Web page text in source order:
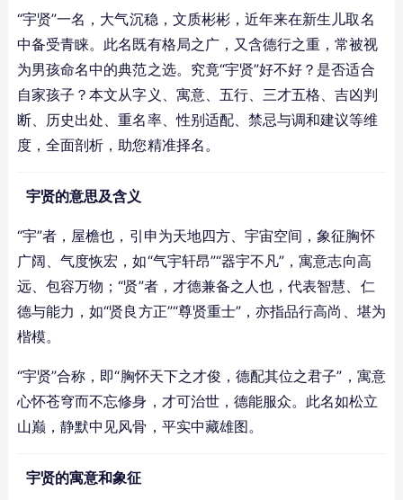
“宇贤”一名，大气沉稳，文质彬彬，近年来在新生儿取名
中备受青睐。此名既有格局之广，又含德行之重，常被视
为男孩命名中的典范之选。究竟“宇贤”好不好？是否适合
自家孩子？本文从字义、寓意、五行、三才五格、吉凶判
断、历史出处、重名率、性别适配、禁忌与调和建议等维
度，全面剖析，助您精准择名。
宇贤的意思及含义
“宇”者，屋檐也，引申为天地四方、宇宙空间，象征胸怀
广阔、气度恢宏，如“气宇轩昂”“器宇不凡”，寓意志向高
远、包容万物；“贤”者，才德兼备之人也，代表智慧、仁
德与能力，如“贤良方正”“尊贤重士”，亦指品行高尚、堪为
楷模。
“宇贤”合称，即“胸怀天下之才俊，德配其位之君子”，寓意
心怀苍穹而不忘修身，才可治世，德能服众。此名如松立
山巅，静默中见风骨，平实中藏雄图。
宇贤的寓意和象征